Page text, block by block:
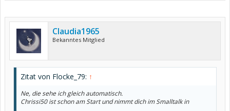
Claudia1965
Bekanntes Mitglied
Zitat von Flocke_79: ↑
Ne, die sehe ich gleich automatisch.
Chrissi50 ist schon am Start und nimmt dich im Smalltalk in